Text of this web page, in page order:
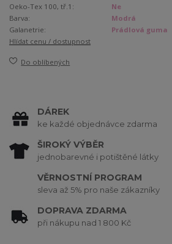
Oeko-Tex 100, tř.1:
Ne
Barva:
Modrá
Galanetrie:
Prádlová guma
Hlídat cenu / dostupnost
Do oblíbených
DÁREK
ke každé objednávce zdarma
ŠIROKÝ VÝBĚR
jednobarevné i potištěné látky
VĚRNOSTNÍ PROGRAM
sleva až 5% pro naše zákazníky
DOPRAVA ZDARMA
při nákupu nad 1 800 Kč